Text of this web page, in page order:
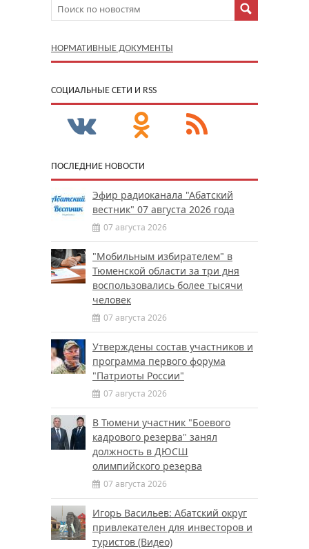
НОРМАТИВНЫЕ ДОКУМЕНТЫ
CОЦИАЛЬНЫЕ СЕТИ И RSS
ПОСЛЕДНИЕ НОВОСТИ
Эфир радиоканала "Абатский
вестник" 07 августа 2026 года
07 августа 2026
"Мобильным избирателем" в
Тюменской области за три дня
воспользовались более тысячи
человек
07 августа 2026
Утверждены состав участников и
программа первого форума
"Патриоты России"
07 августа 2026
В Тюмени участник "Боевого
кадрового резерва" занял
должность в ДЮСШ
олимпийского резерва
07 августа 2026
Игорь Васильев: Абатский округ
привлекателен для инвесторов и
туристов (Видео)